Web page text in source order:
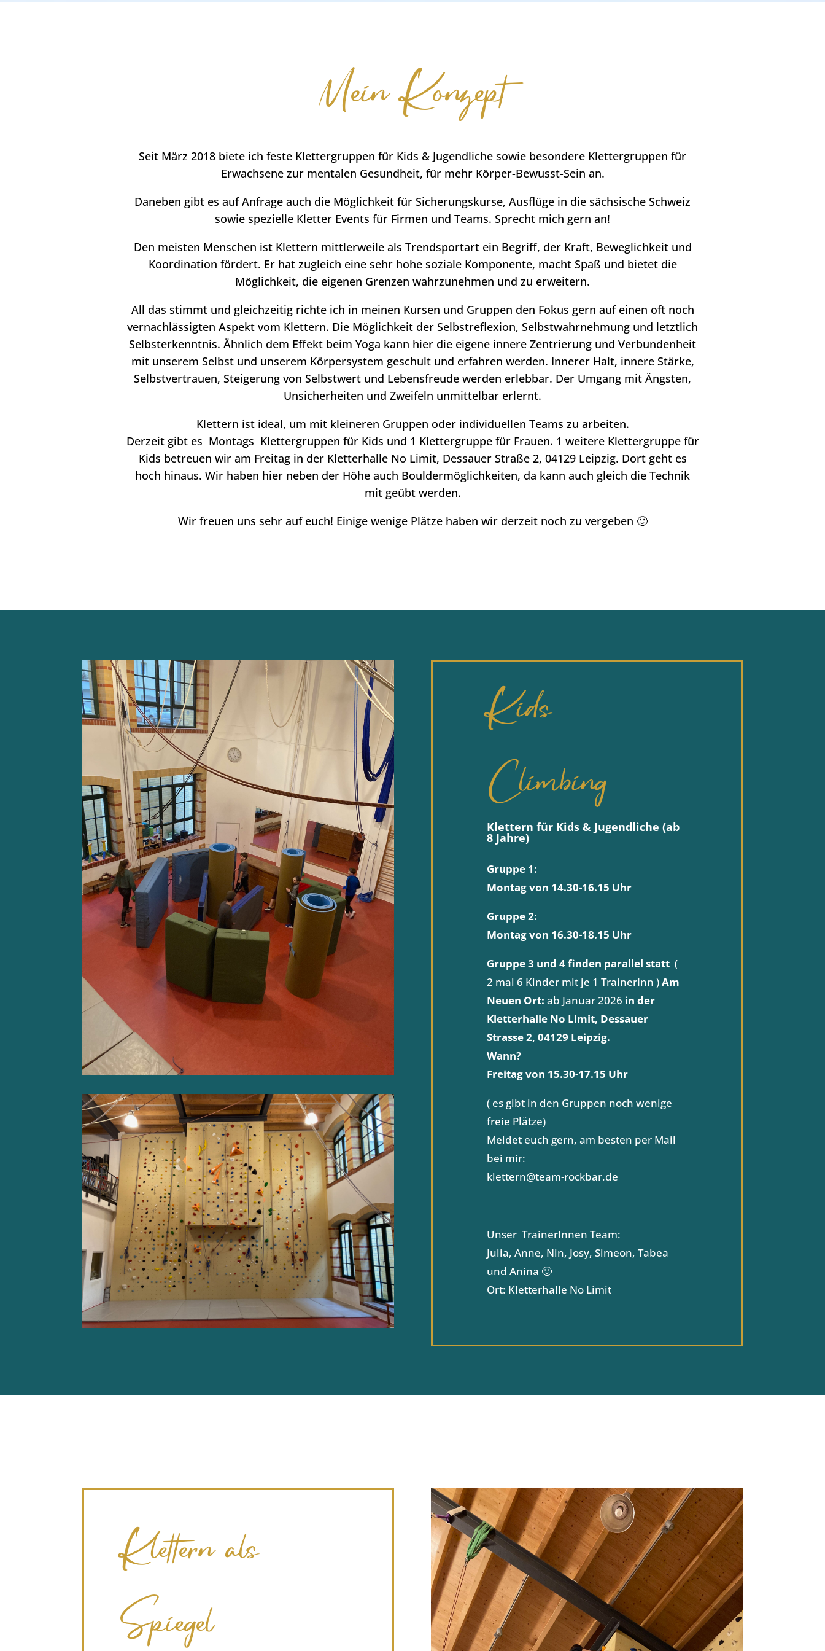
Mein Konzept
Seit März 2018 biete ich feste Klettergruppen für Kids & Jugendliche sowie besondere Klettergruppen für
Erwachsene zur mentalen Gesundheit, für mehr Körper-Bewusst-Sein an.
Daneben gibt es auf Anfrage auch die Möglichkeit für Sicherungskurse, Ausflüge in die sächsische Schweiz
sowie spezielle Kletter Events für Firmen und Teams. Sprecht mich gern an!
Den meisten Menschen ist Klettern mittlerweile als Trendsportart ein Begriff, der Kraft, Beweglichkeit und
Koordination fördert. Er hat zugleich eine sehr hohe soziale Komponente, macht Spaß und bietet die
Möglichkeit, die eigenen Grenzen wahrzunehmen und zu erweitern.
All das stimmt und gleichzeitig richte ich in meinen Kursen und Gruppen den Fokus gern auf einen oft noch
vernachlässigten Aspekt vom Klettern. Die Möglichkeit der Selbstreflexion, Selbstwahrnehmung und letztlich
Selbsterkenntnis. Ähnlich dem Effekt beim Yoga kann hier die eigene innere Zentrierung und Verbundenheit
mit unserem Selbst und unserem Körpersystem geschult und erfahren werden. Innerer Halt, innere Stärke,
Selbstvertrauen, Steigerung von Selbstwert und Lebensfreude werden erlebbar. Der Umgang mit Ängsten,
Unsicherheiten und Zweifeln unmittelbar erlernt.
Klettern ist ideal, um mit kleineren Gruppen oder individuellen Teams zu arbeiten.
Derzeit gibt es Montags Klettergruppen für Kids und 1 Klettergruppe für Frauen. 1 weitere Klettergruppe für
Kids betreuen wir am Freitag in der Kletterhalle No Limit, Dessauer Straße 2, 04129 Leipzig. Dort geht es
hoch hinaus. Wir haben hier neben der Höhe auch Bouldermöglichkeiten, da kann auch gleich die Technik
mit geübt werden.
Wir freuen uns sehr auf euch! Einige wenige Plätze haben wir derzeit noch zu vergeben 🙂
Kids
Climbing
Klettern für Kids & Jugendliche (ab
8 Jahre)
Gruppe 1:
Montag von 14.30-16.15 Uhr
Gruppe 2:
Montag von 16.30-18.15 Uhr
Gruppe 3 und 4 finden parallel statt (
2 mal 6 Kinder mit je 1 TrainerInn )Am
Neuen Ort: ab Januar 2026 in der
Kletterhalle No Limit, Dessauer
Strasse 2, 04129 Leipzig.
Wann?
Freitag von 15.30-17.15 Uhr
( es gibt in den Gruppen noch wenige
freie Plätze)
Meldet euch gern, am besten per Mail
bei mir:
klettern@team-rockbar.de
Unser TrainerInnen Team:
Julia, Anne, Nin, Josy, Simeon, Tabea
und Anina 🙂
Ort: Kletterhalle No Limit
Klettern als
Spiegel